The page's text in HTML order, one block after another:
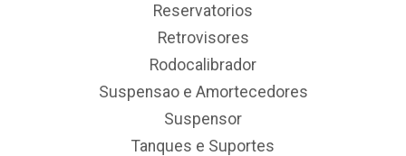
Reservatorios
Retrovisores
Rodocalibrador
Suspensao e Amortecedores
Suspensor
Tanques e Suportes